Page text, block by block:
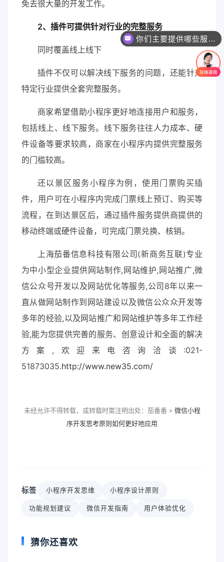
免去很大量的开发工作。
2、插件可提供针对行业的完整服务
同时覆盖线上线下
插件不仅可以解决线下服务的问题，还能针对
特定行业提供全套完整服务。
商家希望借助小程序更好地连接用户和服务，
包括线上、线下服务。线下服务往往人力成本、硬
件设备等要求较高，商家在小程序内提供完整服务
的门槛较高。
还以景区服务小程序为例，使用门票购买插
件，用户可在小程序内完成门票线上预订、购买等
流程，在到达景区后，通过插件服务提供商提供的
移动终端或硬件设备，可完成门票兑换、核销。
上海茄番信息科技有限公司(新商务互联)专业
为中小型企业提供网站制作,网站维护,网站推广,微
信公众号开发以及网站优化等服务,公司8年以来一
直从做网站制作到网站建设以及微信公众众开发等
多年的经验,以及网站推广和网站维护等多年工作经
验,能为您提供完善的服务、创意设计和全面的解决
方案,欢迎来电咨询洽谈:021-
51873035.http://www.new35.com/
未经允许不得转载，或转载时需注明出处：茄番番 » 微信小程
序开发思考原则如何更好地应用
标签 小程序开发思维 小程序设计原则
功能规划建议 微信开发指南 用户体验优化
猜你还喜欢
你们主要提供哪些服务？可以根据需求定制吗？